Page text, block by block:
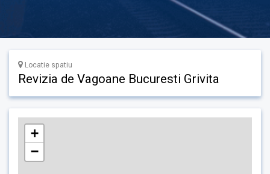
Locatie spatiu
Revizia de Vagoane Bucuresti Grivita
+
−